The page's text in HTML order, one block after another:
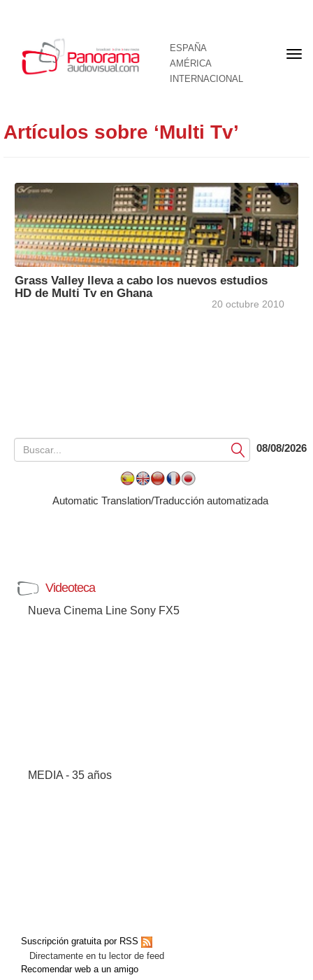
ESPAÑA
AMÉRICA
INTERNACIONAL
Artículos sobre ‘Multi Tv’
Grass Valley lleva a cabo los nuevos estudios
HD de Multi Tv en Ghana
20 octubre 2010
Submit08/08/2026
Automatic Translation/Traducción automatizada
Videoteca
Nueva Cinema Line Sony FX5
MEDIA - 35 años
Suscripción gratuita por RSS
Directamente en tu lector de feed
Recomendar web a un amigo